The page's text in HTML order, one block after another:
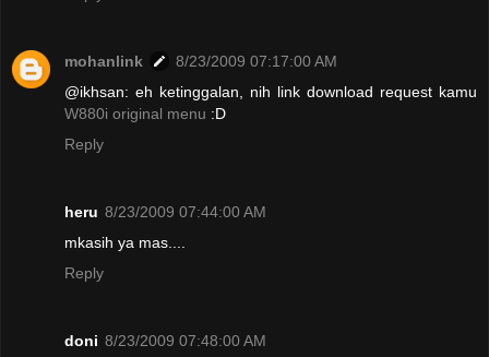
mohanlink
8/23/2009 07:17:00 AM
@ikhsan: eh ketinggalan, nih link download request kamu
W880i original menu :D
Reply
heru 8/23/2009 07:44:00 AM
mkasih ya mas....
Reply
doni 8/23/2009 07:48:00 AM